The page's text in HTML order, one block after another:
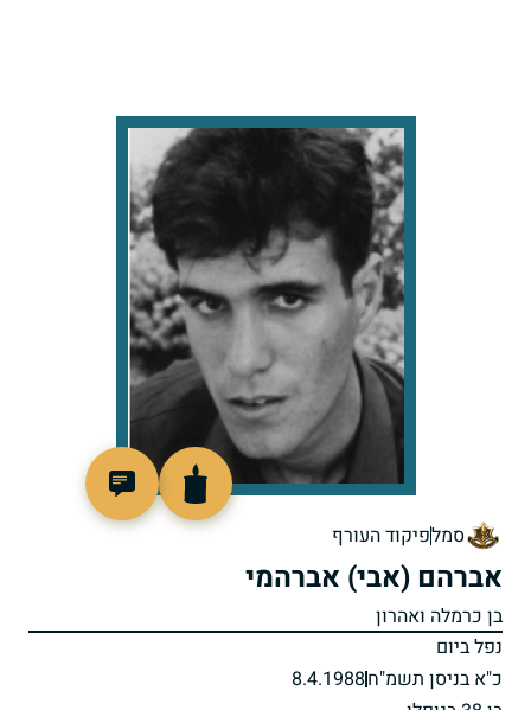
סמלפיקוד העורף
אברהם (אבי) אברהמי
בן כרמלה ואהרון
נפל ביום
כ"א בניסן תשמ"ח8.4.1988